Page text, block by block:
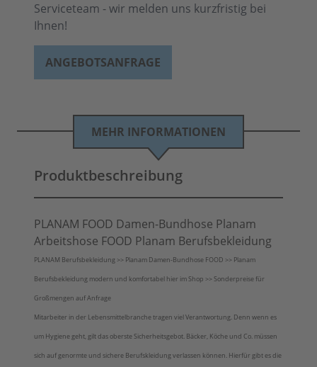
Serviceteam - wir melden uns kurzfristig bei
Ihnen!
ANGEBOTSANFRAGE
MEHR INFORMATIONEN
Produktbeschreibung
PLANAM FOOD Damen-Bundhose Planam
Arbeitshose FOOD Planam Berufsbekleidung
PLANAM Berufsbekleidung >> Planam Damen-Bundhose FOOD >> Planam
Berufsbekleidung modern und komfortabel hier im Shop >> Sonderpreise für
Großmengen auf Anfrage
Mitarbeiter in der Lebensmittelbranche tragen viel Verantwortung. Denn wenn es
um Hygiene geht, gilt das oberste Sicherheitsgebot. Bäcker, Köche und Co. müssen
sich auf genormte und sichere Berufskleidung verlassen können. Hierfür gibt es die